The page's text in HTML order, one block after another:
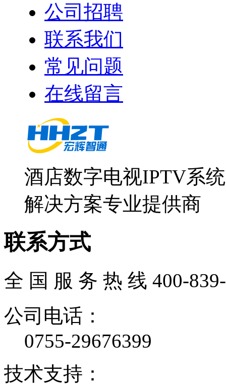
公司招聘
联系我们
常见问题
在线留言
酒店数字电视IPTV系
解决方案专业提供商
联系方式
全 国 服 务 热 线 400-
公司电话：
0755-29676399
技术支持：